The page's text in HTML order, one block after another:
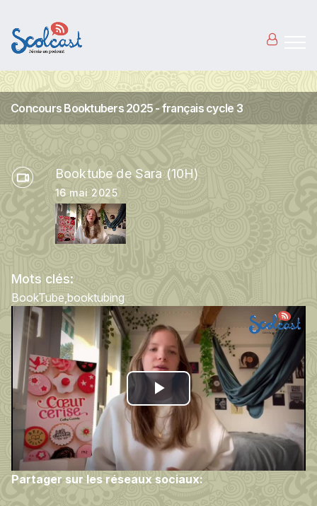
Concours Booktubers 2025 - français cycle 3
Booktube de Sara (10H)
16 mai 2025
Mots clés:
BookTube booktubing
Play
Video
Partager sur les réseaux sociaux: